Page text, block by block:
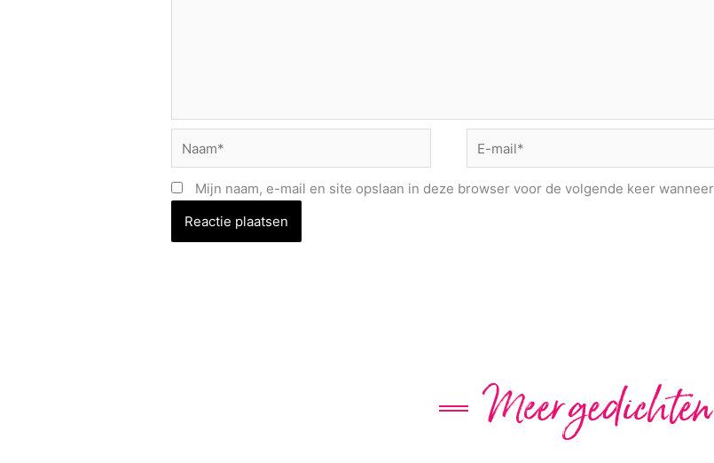
Naam*
E-
mail*
Mijn naam, e-mail en site opslaan in deze browser voor de volgende keer
Meer gedichten